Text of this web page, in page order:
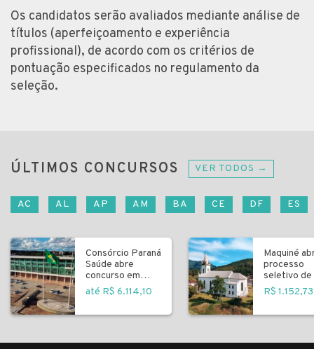
Os candidatos serão avaliados mediante análise de
títulos (aperfeiçoamento e experiência
profissional), de acordo com os critérios de
pontuação especificados no regulamento da
seleção.
ÚLTIMOS CONCURSOS VER TODOS →
AC AL AP AM BA CE DF ES
Consórcio Paraná
Saúde abre
concurso em
Curitiba
até R$ 6.114,10
Maquiné
processo
seletivo de
R$ 1.152,73